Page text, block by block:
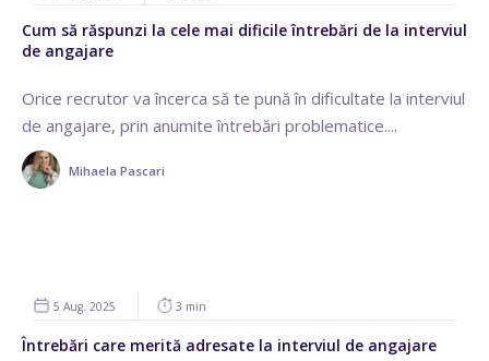
Cum să răspunzi la cele mai dificile întrebări de la interviul
de angajare
Orice recrutor va încerca să te pună în dificultate la interviul
de angajare, prin anumite întrebări problematice....
Mihaela Pascari
5 Aug. 2025 3 min
Întrebări care merită adresate la interviul de angajare